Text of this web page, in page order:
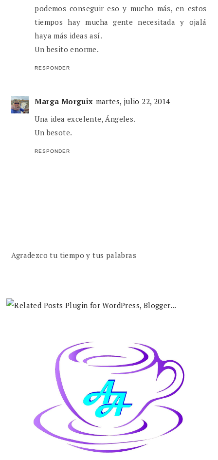
podemos conseguir eso y mucho más, en estos
tiempos hay mucha gente necesitada y ojalá
haya más ideas así.
Un besito enorme.
RESPONDER
Marga Morguix martes, julio 22, 2014
Una idea excelente, Ángeles.
Un besote.
RESPONDER
Agradezco tu tiempo y tus palabras